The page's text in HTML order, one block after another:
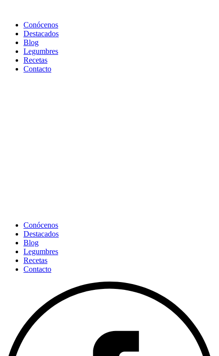
Conócenos
Destacados
Blog
Legumbres
Recetas
Contacto
Conócenos
Destacados
Blog
Legumbres
Recetas
Contacto